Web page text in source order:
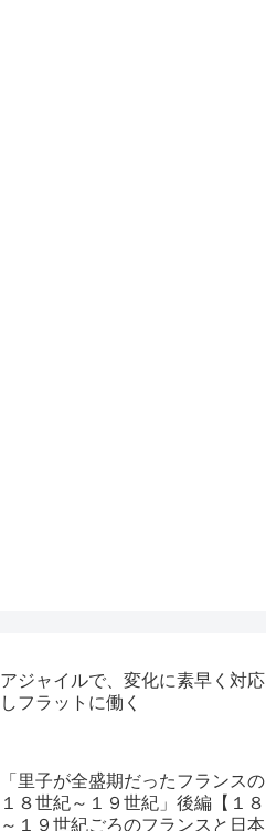
アジャイルで、変化に素早く対応
しフラットに働く
「里子が全盛期だったフランスの
１８世紀～１９世紀」後編【１８
～１９世紀ごろのフランスと日本